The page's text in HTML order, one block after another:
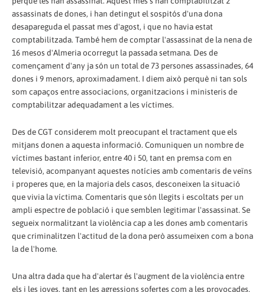
assassinats de dones, i han detingut el sospitós d'una dona
desapareguda el passat mes d'agost, i que no havia estat
comptabilitzada. També hem de comptar l'assassinat de la nena de
16 mesos d'Almeria ocorregut la passada setmana. Des de
començament d'any ja són un total de 73 persones assassinades, 64
dones i 9 menors, aproximadament. I diem això perquè ni tan sols
som capaços entre associacions, organitzacions i ministeris de
comptabilitzar adequadament a les víctimes.
Des de CGT considerem molt preocupant el tractament que els
mitjans donen a aquesta informació. Comuniquen un nombre de
víctimes bastant inferior, entre 40 i 50, tant en premsa com en
televisió, acompanyant aquestes notícies amb comentaris de veïns
i properes que, en la majoria dels casos, desconeixen la situació
que vivia la víctima. Comentaris que són llegits i escoltats per un
ampli espectre de població i que semblen legitimar l'assassinat. Se
segueix normalitzant la violència cap a les dones amb comentaris
que criminalitzen l'actitud de la dona però assumeixen com a bona
la de l'home.
Una altra dada que ha d'alertar és l'augment de la violència entre
els i les joves, tant en les agressions sofertes com a les provocades.